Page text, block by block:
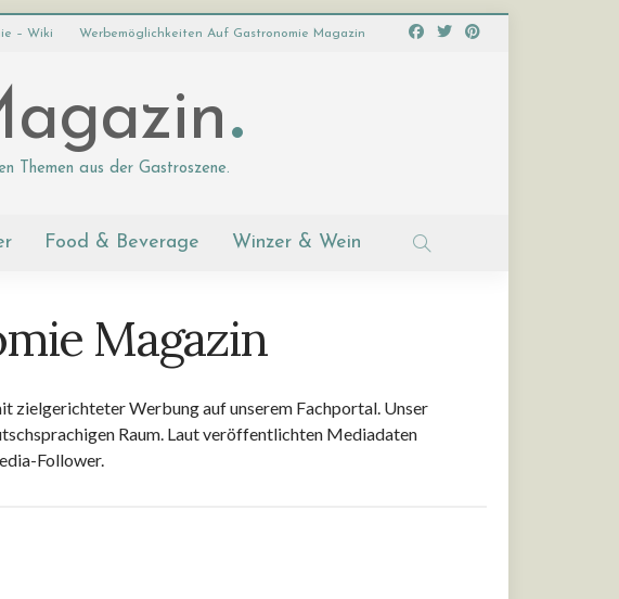
– Wiki Werbemöglichkeiten Auf Gastronomie Magazin
Themen aus der Gastroszene.
Food & Beverage Winzer & Wein
Magazin
zielgerichteter Werbung auf unserem Fachportal. Unser
Raum. Laut veröffentlichten Mediadaten
Follower.